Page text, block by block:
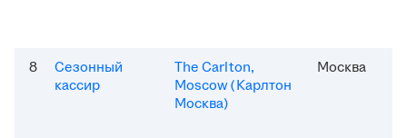
8
Сезонный
кассир
The Carlton,
Moscow (Карлтон
Москва)
Москва